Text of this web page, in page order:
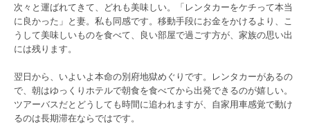
次々と運ばれてきて、どれも美味しい。「レンタカーをケチって本当
に良かった」と妻。私も同感です。移動手段にお金をかけるより、こ
うして美味しいものを食べて、良い部屋で過ごす方が、家族の思い出
には残ります。
翌日から、いよいよ本命の別府地獄めぐりです。レンタカーがあるの
で、朝はゆっくりホテルで朝食を食べてから出発できるのが嬉しい。
ツアーバスだとどうしても時間に追われますが、自家用車感覚で動け
るのは長期滞在ならではです。